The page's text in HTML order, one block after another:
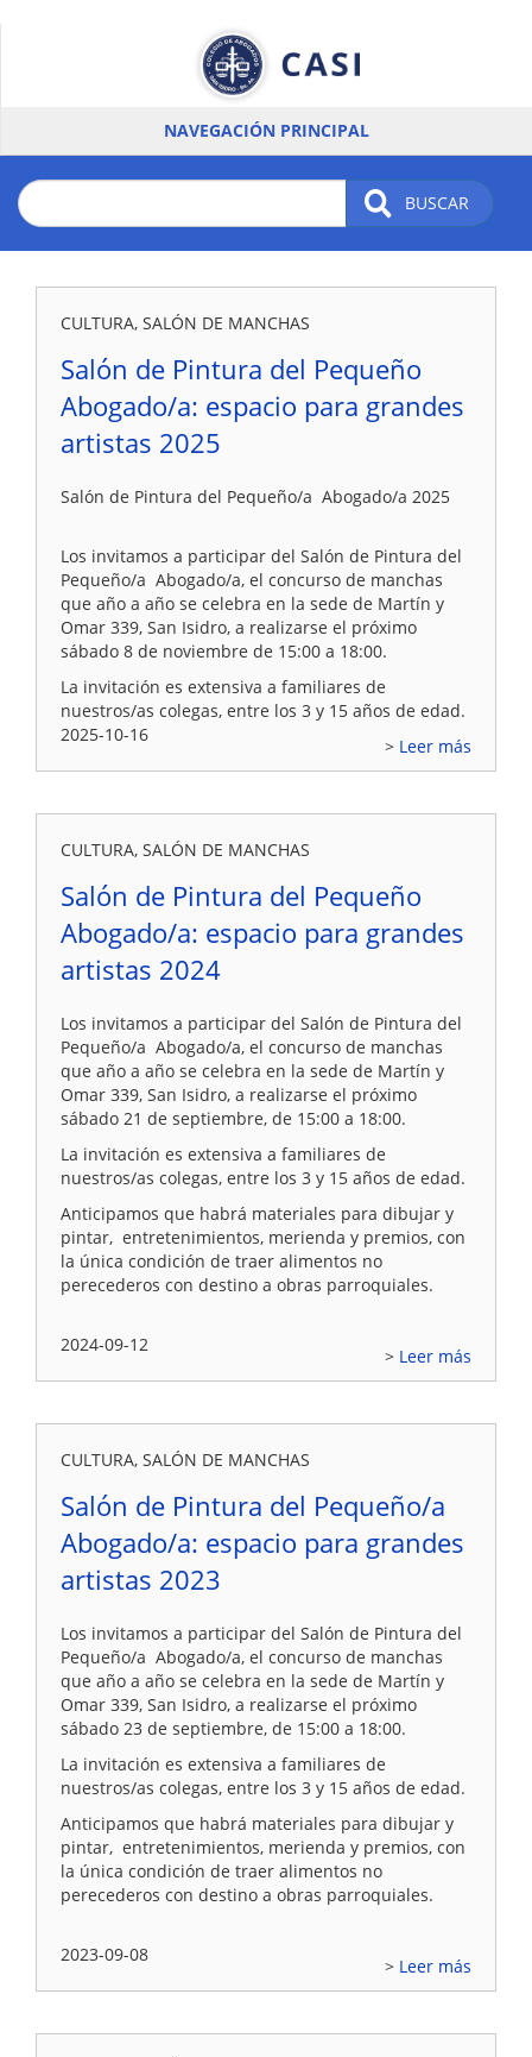
NAVEGACIÓN PRINCIPAL
BUSCAR
CULTURA, SALÓN DE MANCHAS
Salón de Pintura del Pequeño
Abogado/a: espacio para grandes
artistas 2025
Salón de Pintura del Pequeño/a Abogado/a 2025
Los invitamos a participar del Salón de Pintura del
Pequeño/a Abogado/a, el concurso de manchas
que año a año se celebra en la sede de Martín y
Omar 339, San Isidro, a realizarse el próximo
sábado 8 de noviembre de 15:00 a 18:00.
La invitación es extensiva a familiares de
nuestros/as colegas, entre los 3 y 15 años de edad.
2025-10-16
Leer más
CULTURA, SALÓN DE MANCHAS
Salón de Pintura del Pequeño
Abogado/a: espacio para grandes
artistas 2024
Los invitamos a participar del Salón de Pintura del
Pequeño/a Abogado/a, el concurso de manchas
que año a año se celebra en la sede de Martín y
Omar 339, San Isidro, a realizarse el próximo
sábado 21 de septiembre, de 15:00 a 18:00.
La invitación es extensiva a familiares de
nuestros/as colegas, entre los 3 y 15 años de edad.
Anticipamos que habrá materiales para dibujar y
pintar, entretenimientos, merienda y premios, con
la única condición de traer alimentos no
perecederos con destino a obras parroquiales.
2024-09-12
Leer más
CULTURA, SALÓN DE MANCHAS
Salón de Pintura del Pequeño/a
Abogado/a: espacio para grandes
artistas 2023
Los invitamos a participar del Salón de Pintura del
Pequeño/a Abogado/a, el concurso de manchas
que año a año se celebra en la sede de Martín y
Omar 339, San Isidro, a realizarse el próximo
sábado 23 de septiembre, de 15:00 a 18:00.
La invitación es extensiva a familiares de
nuestros/as colegas, entre los 3 y 15 años de edad.
Anticipamos que habrá materiales para dibujar y
pintar, entretenimientos, merienda y premios, con
la única condición de traer alimentos no
perecederos con destino a obras parroquiales.
2023-09-08
Leer más